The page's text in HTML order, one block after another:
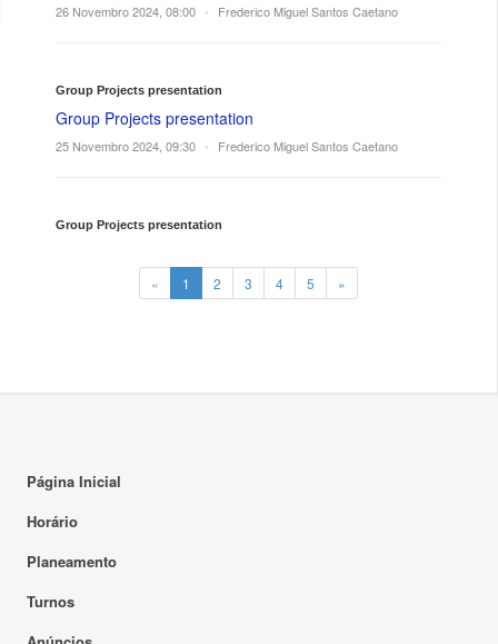
26 Novembro 2024, 08:00 • Frederico Miguel Santos Caetano
Group Projects presentation
Group Projects presentation
25 Novembro 2024, 09:30 • Frederico Miguel Santos Caetano
Group Projects presentation
« 1 2 3 4 5 »
Página Inicial
Horário
Planeamento
Turnos